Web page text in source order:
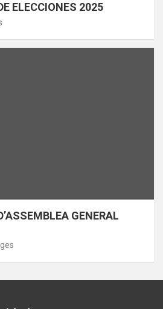
ELECCIONES 2025
GENERAL